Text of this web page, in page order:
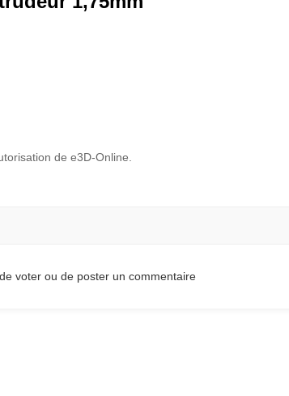
de e3D-Online.
voter ou de poster un commentaire